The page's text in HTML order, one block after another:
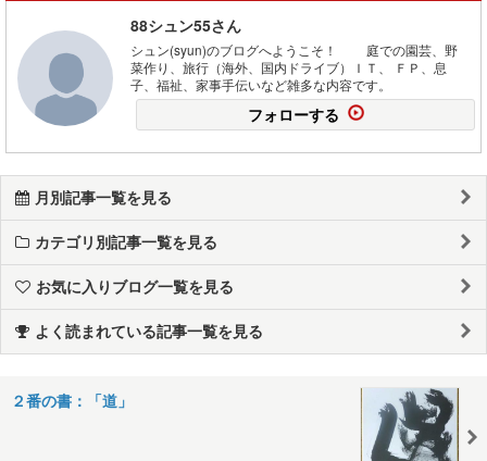
88シュン55さん
シュン(syun)のブログへようこそ！ 庭での園芸、野
菜作り、旅行（海外、国内ドライブ）ＩＴ、 ＦＰ、息
子、福祉、家事手伝いなど雑多な内容です。
フォローする
月別記事一覧を見る
カテゴリ別記事一覧を見る
お気に入りブログ一覧を見る
よく読まれている記事一覧を見る
２番の書：「道」